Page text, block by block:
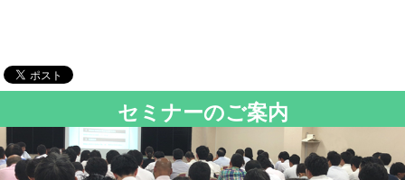
セミナーのご案内